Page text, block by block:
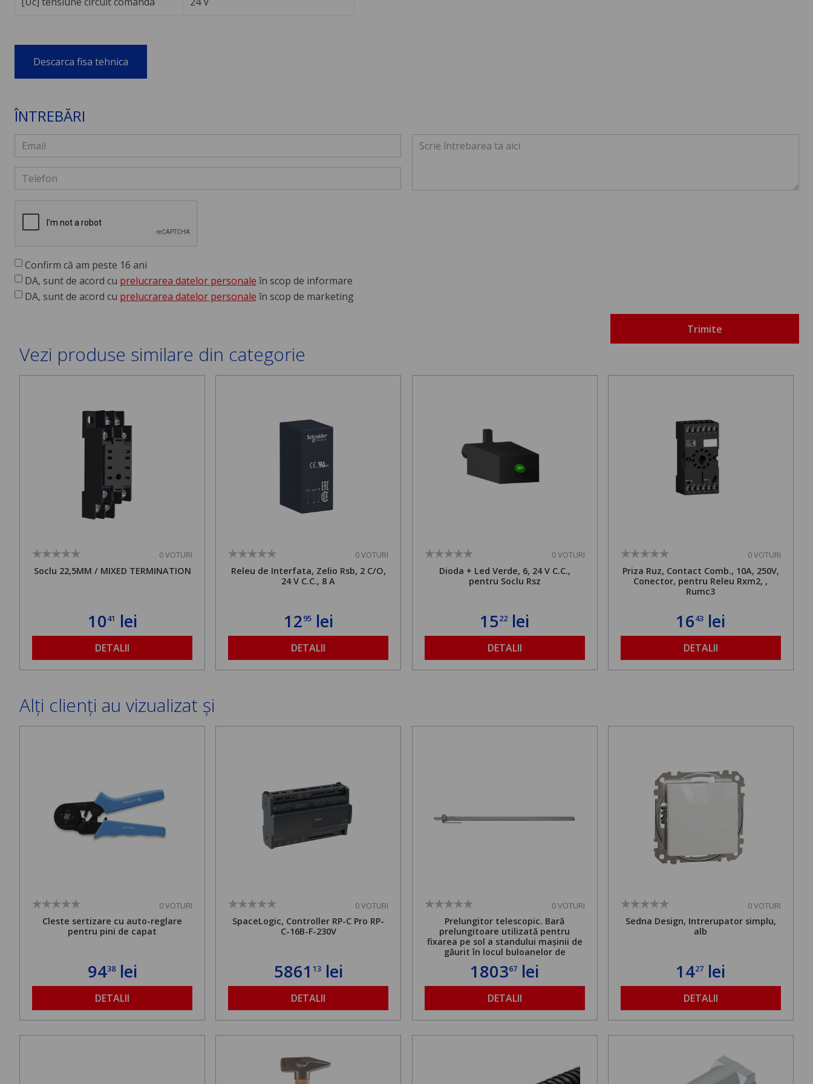
Descarca fisa tehnica
ÎNTREBĂRI
Confirm că am peste 16 ani
DA, sunt de acord cu prelucrarea datelor personale în scop de informare
DA, sunt de acord cu prelucrarea datelor personale în scop de marketing
Trimite
Vezi produse similare din categorie
0 VOTURI
Soclu 22,5MM / MIXED TERMINATION
1041 lei
DETALII
0 VOTURI
Releu de Interfata, Zelio Rsb, 2 C/O,
24 V C.C., 8 A
1295lei
DETALII
0 VOTURI
Dioda + Led Verde, 6, 24 V C.C.,
pentru Soclu Rsz
1522 lei
DETALII
0 VOTURI
Priza Ruz, Contact Comb., 10A, 250V,
Conector, pentru Releu Rxm2, ,
Rumc3
1643 lei
DETALII
Alți clienți au vizualizat și
0 VOTURI
Cleste sertizare cu auto-reglare
pentru pini de capat
9438lei
DETALII
0 VOTURI
SpaceLogic, Controller RP-C Pro RP-
C-16B-F-230V
5861 13lei
DETALII
0 VOTURI
Prelungitor telescopic. Bară
prelungitoare utilizată pentru
fixarea pe sol a standului mașinii de
găurit în locul buloanelor de
de 500 kg și înălțime reglabilă de la
180367 lei
DETALII
0 VOTURI
Sedna Design, Intrerupator simplu,
alb
1427 lei
DETALII